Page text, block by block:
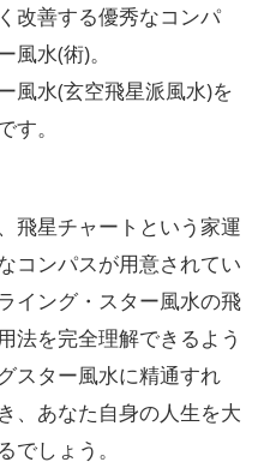
改善する優秀なコンパ
水(術)。
風水(玄空飛星派風水)を
。
飛星チャートという家運
コンパスが用意されてい
イング・スター風水の飛
法を完全理解できるよう
スター風水に精通すれ
、あなた自身の人生を大
でしょう。